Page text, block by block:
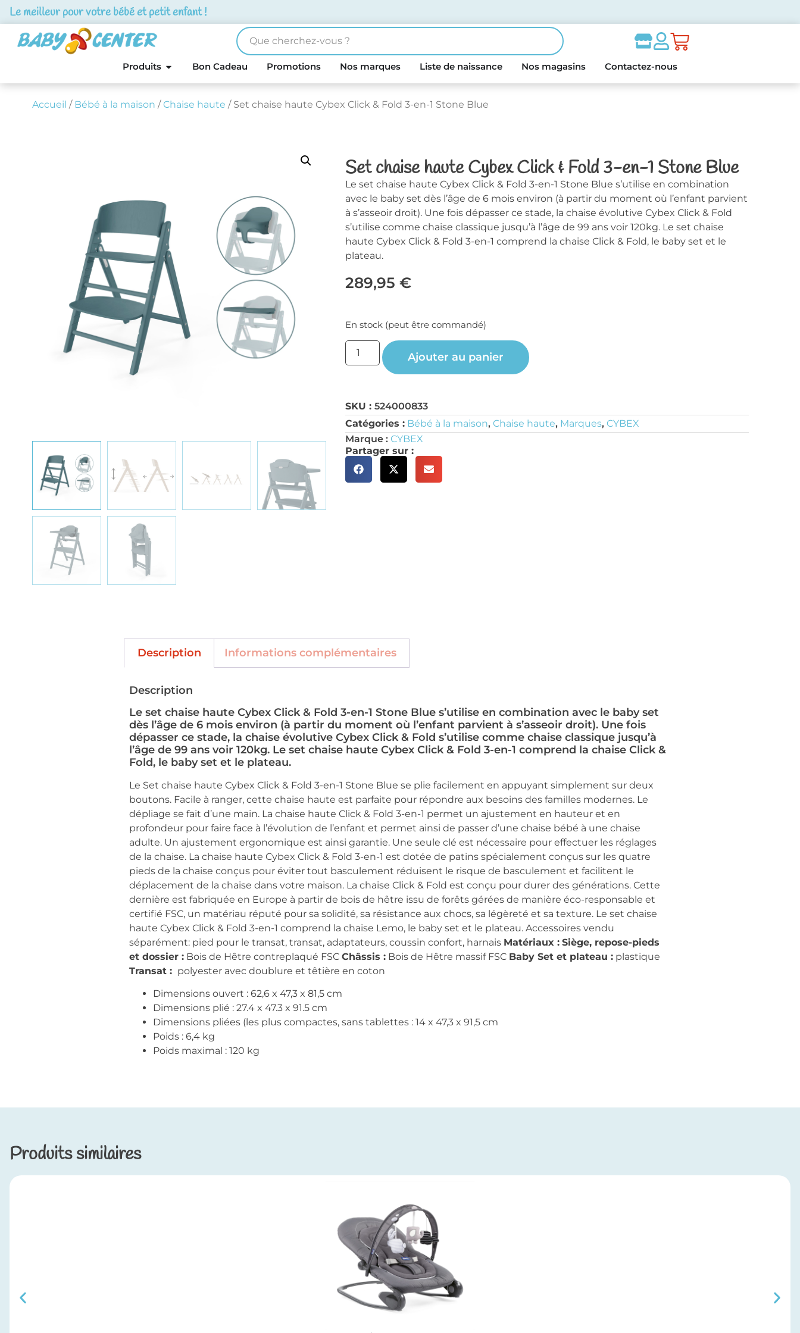
Le meilleur pour votre bébé et petit enfant !
Produits Bon Cadeau Promotions Nos marques Liste de naissance Nos magasins Contactez-nous
Accueil / Bébé à la maison /Chaise haute / Set chaise haute Cybex Click & Fold 3-en-1 Stone Blue
Set chaise haute Cybex Click & Fold 3-en-1 Stone Blue
Le set chaise haute Cybex Click & Fold 3-en-1 Stone Blue s’utilise en combination
avec le baby set dès l’âge de 6 mois environ (à partir du moment où l’enfant parvient
à s’asseoir droit). Une fois dépasser ce stade, la chaise évolutive Cybex Click & Fold
s’utilise comme chaise classique jusqu’à l’âge de 99 ans voir 120kg. Le set chaise
haute Cybex Click & Fold 3-en-1 comprend la chaise Click & Fold, le baby set et le
plateau.
289,95€
En stock (peut être commandé)
Ajouter au panier
SKU :524000833
Catégories : Bébé à la maison,Chaise haute, Marques,CYBEX
Marque :CYBEX
Partager sur :
Description Informations complémentaires
Description
Le set chaise haute Cybex Click & Fold 3-en-1 Stone Blue s’utilise en combination avec le baby set
dès l’âge de 6 mois environ (à partir du moment où l’enfant parvient à s’asseoir droit). Une fois
dépasser ce stade, la chaise évolutive Cybex Click & Fold s’utilise comme chaise classique jusqu’à
l’âge de 99 ans voir 120kg. Le set chaise haute Cybex Click & Fold 3-en-1 comprend la chaise Click &
Fold, le baby set et le plateau.
Le Set chaise haute Cybex Click & Fold 3-en-1 Stone Blue se plie facilement en appuyant simplement sur deux
boutons. Facile à ranger, cette chaise haute est parfaite pour répondre aux besoins des familles modernes. Le
dépliage se fait d’une main. La chaise haute Click & Fold 3-en-1 permet un ajustement en hauteur et en
profondeur pour faire face à l’évolution de l’enfant et permet ainsi de passer d’une chaise bébé à une chaise
adulte. Un ajustement ergonomique est ainsi garantie. Une seule clé est nécessaire pour effectuer les réglages
de la chaise. La chaise haute Cybex Click & Fold 3-en-1 est dotée de patins spécialement conçus sur les quatre
pieds de la chaise conçus pour éviter tout basculement réduisent le risque de basculement et facilitent le
déplacement de la chaise dans votre maison. La chaise Click & Fold est conçu pour durer des générations. Cette
dernière est fabriquée en Europe à partir de bois de hêtre issu de forêts gérées de manière éco-responsable et
certifié FSC, un matériau réputé pour sa solidité, sa résistance aux chocs, sa légèreté et sa texture. Le set chaise
haute Cybex Click & Fold 3-en-1 comprend la chaise Lemo, le baby set et le plateau. Accessoires vendu
séparément: pied pour le transat, transat, adaptateurs, coussin confort, harnais Matériaux : Siège, repose-pieds
et dossier : Bois de Hêtre contreplaqué FSC Châssis : Bois de Hêtre massif FSC Baby Set et plateau : plastique
Transat : polyester avec doublure et têtière en coton
Dimensions ouvert : 62,6 x 47,3 x 81,5 cm
Dimensions plié : 27.4 x 47.3 x 91.5 cm
Dimensions pliées (les plus compactes, sans tablettes : 14 x 47,3 x 91,5 cm
Poids : 6,4 kg
Poids maximal : 120 kg
Produits similaires